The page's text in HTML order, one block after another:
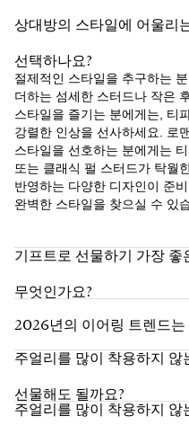
상대방의 스타일에 어울리
선택하나요?
절제적인 스타일을 추구하는
더하는 섬세한 스터드나 작은
스타일을 즐기는 분에게는, 티
강렬한 인상을 선사하세요. 로
스타일을 선호하는 분에게는
또는 클래식 펄 스터드가 탁월
반영하는 다양한 디자인이 준
완벽한 스타일을 찾으실 수 있
기프트로 선물하기 가장
무엇인가요?
2026년의 이어링 트렌드는
주얼리를 많이 착용하지
선물해도 될까요?
주얼리를 많이 착용하지